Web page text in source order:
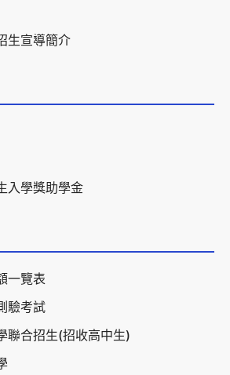
生宣導簡介
入學獎助學金
一覽表
驗考試
聯合招生(招收高中生)